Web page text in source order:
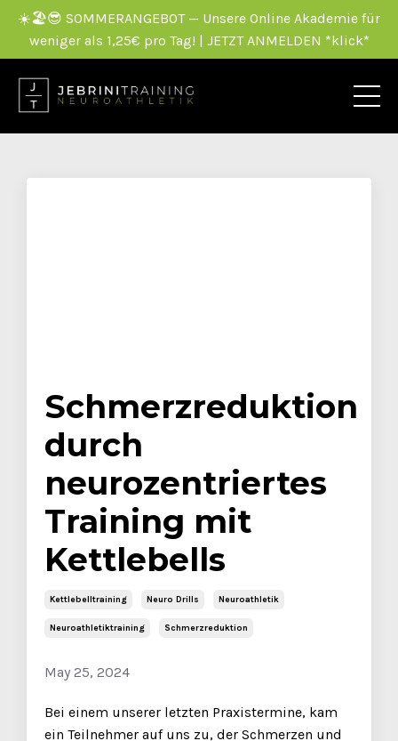
☀️🏖️😎 SOMMERANGEBOT — Unsere Online Akademie für
weniger als 1,25€ pro Tag! | JETZT ANMELDEN *klick*
Schmerzreduktion
durch
neurozentriertes
Training mit
Kettlebells
Kettlebelltraining Neuro Drills Neuroathletik
Neuroathletiktraining Schmerzreduktion
May 25, 2024
Bei einem unserer letzten Praxistermine, kam
ein Teilnehmer auf uns zu, der Schmerzen und